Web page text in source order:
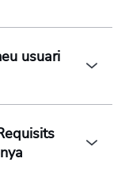
usuari